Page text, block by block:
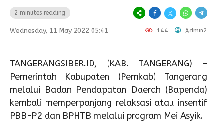
2 minutes reading
Wednesday, 11 May 2022 05:41 144 Admin2
TANGERANGSIBER.ID, (KAB. TANGERANG) –
Pemerintah Kabupaten (Pemkab) Tangerang
melalui Badan Pendapatan Daerah (Bapenda)
kembali memperpanjang relaksasi atau insentif
PBB-P2 dan BPHTB melalui program Mei Asyik.